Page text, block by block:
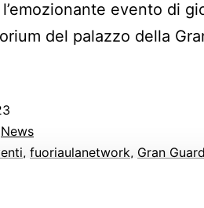
evento di
del palazzo della
News
, fuoriaulanetwork, Gran